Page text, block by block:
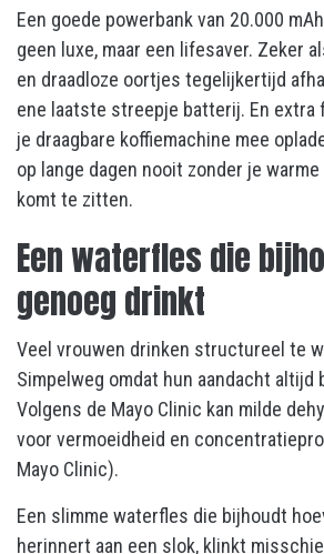
Een goede powerbank van 20.000
geen luxe, maar een lifesaver. Zeker
en draadloze oortjes tegelijkertijd
ene laatste streepje batterij. En extra
je draagbare koffiemachine mee
op lange dagen nooit zonder je
komt te zitten.
Een waterfles die
genoeg drinkt
Veel vrouwen drinken structureel te
Simpelweg omdat hun aandacht altijd
Volgens de Mayo Clinic kan milde
voor vermoeidheid en
Mayo Clinic).
Een slimme waterfles die bijhoudt
herinnert aan een slok, klinkt